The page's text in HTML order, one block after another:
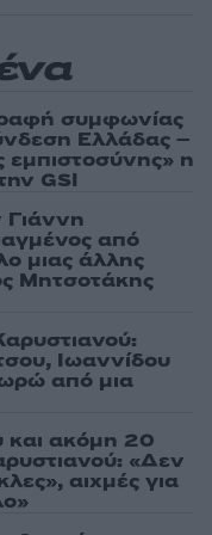
συμφωνίας
Ελλάδας –
η
GSI
Γιάννη
από
μιας άλλης
Μητσοτάκης
Ιωαννίδου
από μια
και ακόμη 20
«Δεν
αιχμές για